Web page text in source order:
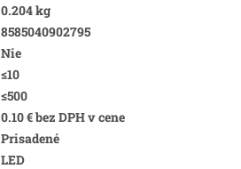
0.204 kg
8585040902795
Nie
≤10
≤500
0.10 € bez DPH v cene
Prisadené
LED